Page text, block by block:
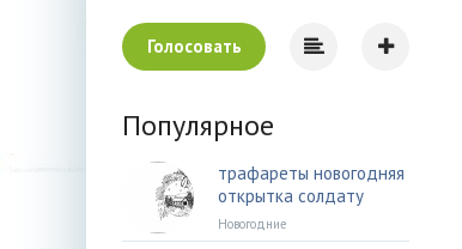
Голосовать
Популярное
трафареты новогодняя
открытка солдату
Новогодние